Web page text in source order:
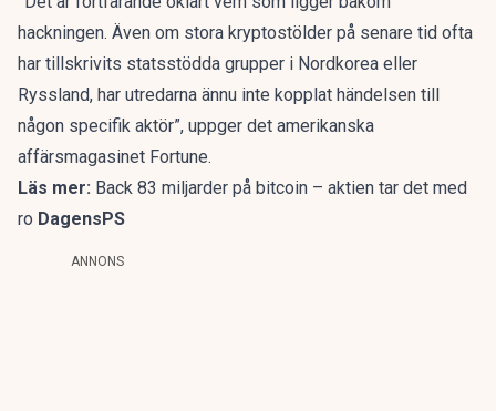
hackningen. Även om stora kryptostölder på senare tid ofta
har tillskrivits statsstödda grupper i Nordkorea eller
Ryssland, har utredarna ännu inte kopplat händelsen till
någon specifik aktör”, uppger det amerikanska
affärsmagasinet Fortune.
Läs mer: Back 83 miljarder på bitcoin – aktien tar det med
ro DagensPS
ANNONS